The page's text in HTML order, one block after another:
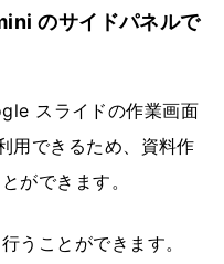
のサイドパネルで
スライドの作業画面
用できるため、資料作
ができます。
うことができます。